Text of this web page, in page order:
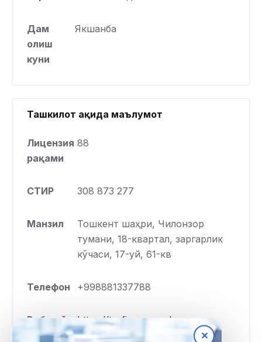
Дам
олиш
куни
Якшанба
Ташкилот ҳақида маълумот
Лицензия
рақами
88
СТИР 308 873 277
Манзил
Тошкент шаҳри, Чилонзор
тумани, 18-квартал, заргарлик
кўчаси, 17-уй, 61-кв
Телефон +998881337788
Веб-сайт
https://tasfinance.uz/
✕